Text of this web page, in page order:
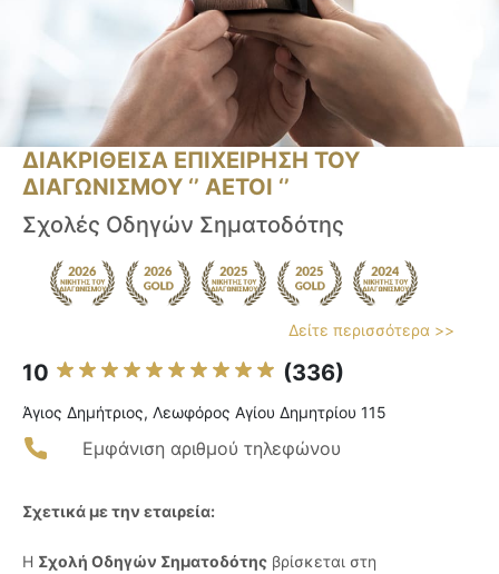
ΔΙΑΚΡΙΘΕΙΣΑ ΕΠΙΧΕΙΡΗΣΗ ΤΟΥ
ΔΙΑΓΩΝΙΣΜΟΥ ‘’ ΑΕΤΟΙ ‘’
Σχολές Οδηγών Σηματοδότης
Δείτε περισσότερα >>
10 (336)
Άγιος Δημήτριος, Λεωφόρος Αγίου Δημητρίου 115
Εμφάνιση αριθμού τηλεφώνου
Σχετικά με την εταιρεία:
Η Σχολή Οδηγών Σηματοδότης βρίσκεται στη